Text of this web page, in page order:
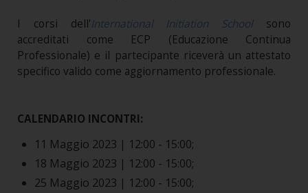
I corsi dell'International Initiation Schoolsono
accreditati come ECP (Educazione Continua
Professionale) e il partecipante riceverà un attestato
specifico valido come aggiornamento professionale.
CALENDARIO INCONTRI:
11 Maggio 2023 | 12:00 - 15:00;
18 Maggio 2023 | 12:00 - 15:00;
25 Maggio 2023 | 12:00 - 15:00;